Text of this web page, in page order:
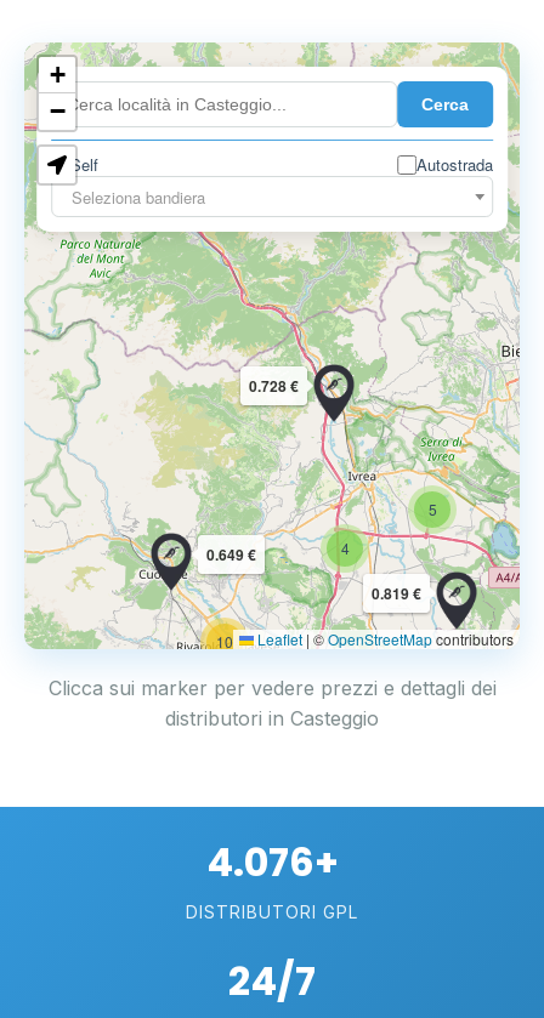
Cerca
Self
Autostrada
Seleziona bandiera
10
4
5
0.819 €
0.649 €
0.728 €
0.899 €
+
−
Leaflet | ©OpenStreetMapcontributors
Clicca sui marker per vedere prezzi e dettagli dei
distributori in Casteggio
4.076+
DISTRIBUTORI GPL
24/7